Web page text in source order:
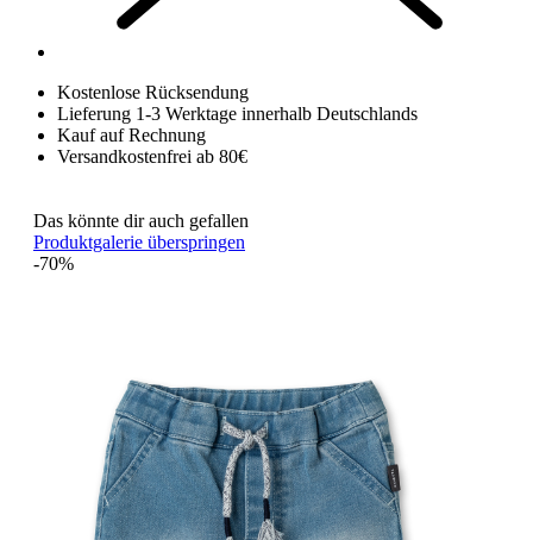
Kostenlose Rücksendung
Lieferung 1-3 Werktage innerhalb Deutschlands
Kauf auf Rechnung
Versandkostenfrei ab 80€
Das könnte dir auch gefallen
Produktgalerie überspringen
-70%